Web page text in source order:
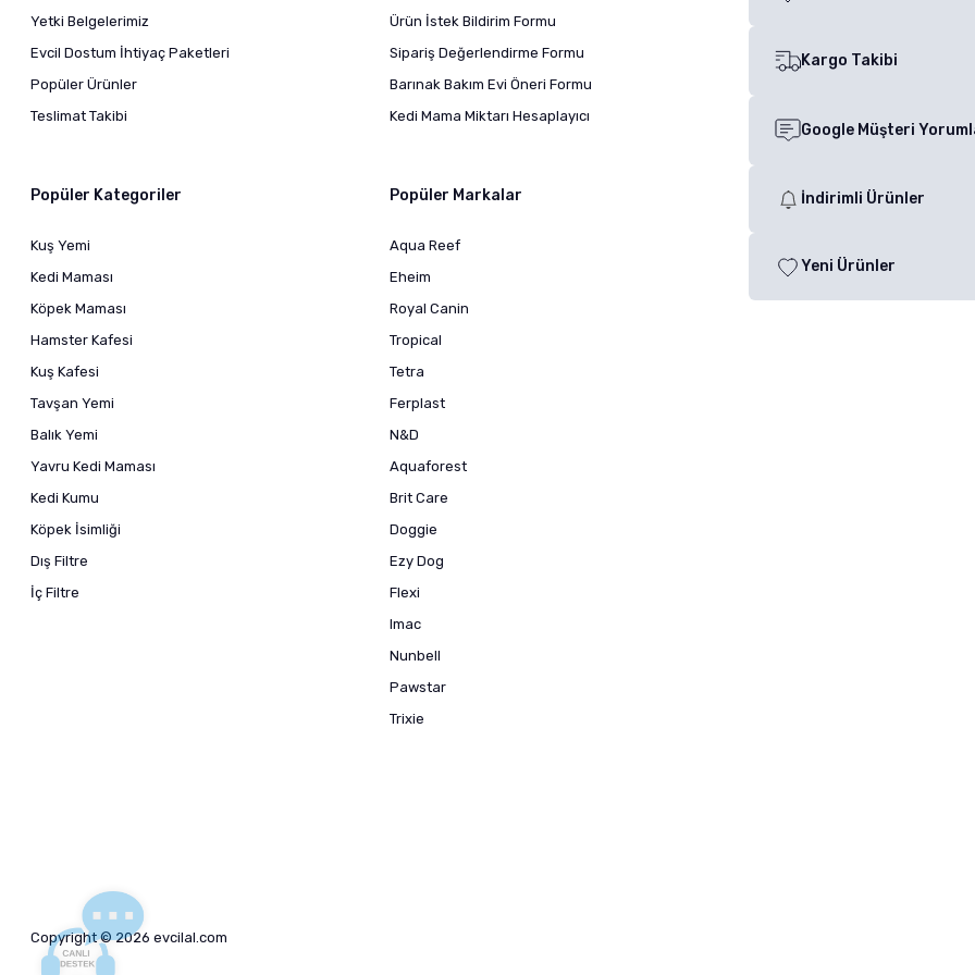
Yetki Belgelerimiz
Evcil Dostum İhtiyaç Paketleri
Popüler Ürünler
Teslimat Takibi
Ürün İstek Bildirim Formu
Sipariş Değerlendirme Formu
Barınak Bakım Evi Öneri Formu
Kedi Mama Miktarı Hesaplayıcı
Popüler Kategoriler
Kuş Yemi
Kedi Maması
Köpek Maması
Hamster Kafesi
Kuş Kafesi
Tavşan Yemi
Balık Yemi
Yavru Kedi Maması
Kedi Kumu
Köpek İsimliği
Dış Filtre
İç Filtre
Popüler Markalar
Aqua Reef
Eheim
Royal Canin
Tropical
Tetra
Ferplast
N&D
Aquaforest
Brit Care
Doggie
Ezy Dog
Flexi
Imac
Nunbell
Pawstar
Trixie
Kargo Takibi
Google Müşteri
İndirimli Ürünler
Yeni Ürünler
Copyright © 2026 evcilal.com